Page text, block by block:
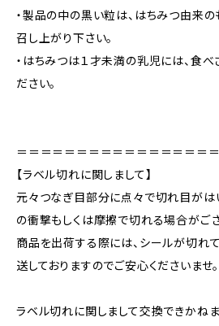
・製品の中の黒い粒は、はちみつ由来
召し上がり下さい。
・はちみつは１才未満の乳児には、食べ
ださい。
＝＝＝＝＝＝＝＝＝＝＝＝＝＝＝＝
【ラベル切れに関しまして】
元々つなぎ目部分に点々で切れ目がは
の衝撃もしくは摩擦で切れる場合がござ
商品を出荷する際には、シールが切れ
送しておりますのでご安心くださいませ。
ラベル切れに関しまして交換できかねま